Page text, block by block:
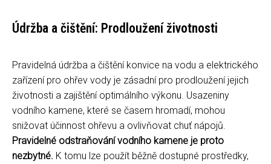
Údržba a čištění: Prodloužení životnosti
Pravidelná údržba a čištění konvice na vodu a elektrického
zařízení pro ohřev vody je zásadní pro prodloužení jejich
životnosti a zajištění optimálního výkonu. Usazeniny
vodního kamene, které se časem hromadí, mohou
snižovat účinnost ohřevu a ovlivňovat chuť nápojů.
Pravidelné odstraňování vodního kamene je proto
nezbytné. K tomu lze použít běžně dostupné prostředky,